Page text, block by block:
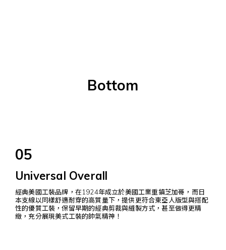
Bottom
05
Universal Overall
經典美國工裝品牌，在1924年成立於美國工業重鎮芝加哥，而日
本支線以同樣舒適耐穿的高質量下，提供更符合東亞人版型與搭配
性的優質工裝，保留早期的經典剪裁與縫製方式，甚至做得更精
緻，充分展現美式工裝的帥氣精神！